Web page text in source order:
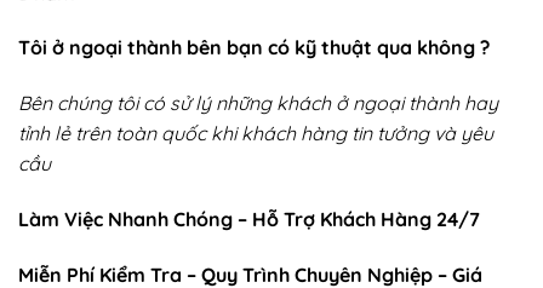
Tôi ở ngoại thành bên bạn có kỹ thuật qua không ?
Bên chúng tôi có sử lý những khách ở ngoại thành hay
tỉnh lẻ trên toàn quốc khi khách hàng tin tưởng và yêu
cầu
Làm Việc Nhanh Chóng – Hỗ Trợ Khách Hàng 24/7
Miễn Phí Kiểm Tra – Quy Trình Chuyên Nghiệp – Giá